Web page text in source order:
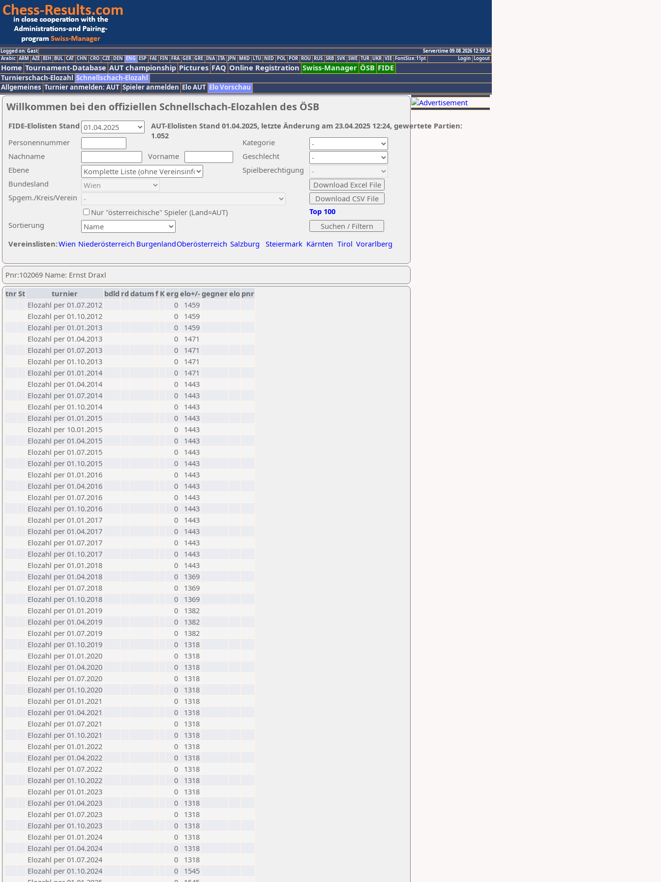
Logged on: Gast
Servertime 09.08.2026 12:59:34
Logout
Login
Arabic ARM AZE BIH BUL CAT CHN CRO CZE DEN ENG ESP FAI FIN FRA GER GRE INA ITA JPN MKD LTU NED POL POR ROU RUS SRB SVK SWE TUR UKR VIE FontSize:11pt
Home Tournament-Database AUT championship Pictures FAQ Online Registration Swiss-Manager ÖSB FIDE
Turnierschach-Elozahl Schnellschach-Elozahl
Allgemeines Turnier anmelden: AUT Spieler anmelden Elo AUT Elo Vorschau
Willkommen bei den offiziellen Schnellschach-Elozahlen des ÖSB
Nachname
Vorname
Ebene
Kategorie
Sortierung
Personennummer
Bundesland
Spgem./Kreis/Verein
Geschlecht
Nur "österreichische" Spieler (Land=AUT)
Spielberechtigung
Vereinslisten:Wien Niederösterreich BurgenlandOberösterreich Salzburg Steiermark Kärnten Tirol Vorarlberg
Top 100
AUT-Elolisten Stand 01.04.2025, letzte Änderung am 23.04.2025 12:24, gewertete Partien:
1.052
FIDE-Elolisten Stand
Pnr:102069 Name: Ernst Draxl
tnrSt turnier bdld rd datumf Kerg elo+/-gegnerelo pnr
Elozahl per 01.07.2012
0
1459
Elozahl per 01.10.2012
0
1459
Elozahl per 01.01.2013
0
1459
Elozahl per 01.04.2013
0
1471
Elozahl per 01.07.2013
0
1471
Elozahl per 01.10.2013
0
1471
Elozahl per 01.01.2014
0
1471
Elozahl per 01.04.2014
0
1443
Elozahl per 01.07.2014
0
1443
Elozahl per 01.10.2014
0
1443
Elozahl per 01.01.2015
0
1443
Elozahl per 10.01.2015
0
1443
Elozahl per 01.04.2015
0
1443
Elozahl per 01.07.2015
0
1443
Elozahl per 01.10.2015
0
1443
Elozahl per 01.01.2016
0
1443
Elozahl per 01.04.2016
0
1443
Elozahl per 01.07.2016
0
1443
Elozahl per 01.10.2016
0
1443
Elozahl per 01.01.2017
0
1443
Elozahl per 01.04.2017
0
1443
Elozahl per 01.07.2017
0
1443
Elozahl per 01.10.2017
0
1443
Elozahl per 01.01.2018
0
1443
Elozahl per 01.04.2018
0
1369
Elozahl per 01.07.2018
0
1369
Elozahl per 01.10.2018
0
1369
Elozahl per 01.01.2019
0
1382
Elozahl per 01.04.2019
0
1382
Elozahl per 01.07.2019
0
1382
Elozahl per 01.10.2019
0
1318
Elozahl per 01.01.2020
0
1318
Elozahl per 01.04.2020
0
1318
Elozahl per 01.07.2020
0
1318
Elozahl per 01.10.2020
0
1318
Elozahl per 01.01.2021
0
1318
Elozahl per 01.04.2021
0
1318
Elozahl per 01.07.2021
0
1318
Elozahl per 01.10.2021
0
1318
Elozahl per 01.01.2022
0
1318
Elozahl per 01.04.2022
0
1318
Elozahl per 01.07.2022
0
1318
Elozahl per 01.10.2022
0
1318
Elozahl per 01.01.2023
0
1318
Elozahl per 01.04.2023
0
1318
Elozahl per 01.07.2023
0
1318
Elozahl per 01.10.2023
0
1318
Elozahl per 01.01.2024
0
1318
Elozahl per 01.04.2024
0
1318
Elozahl per 01.07.2024
0
1318
Elozahl per 01.10.2024
0
1545